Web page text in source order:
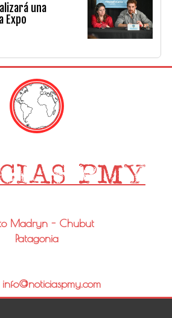
una
Expo
Madryn - Chubut
Patagonia
info@noticiaspmy.com